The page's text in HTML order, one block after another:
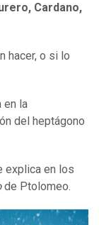
Cardano,
hacer, o si lo
en la
del heptágono
explica en los
de Ptolomeo.